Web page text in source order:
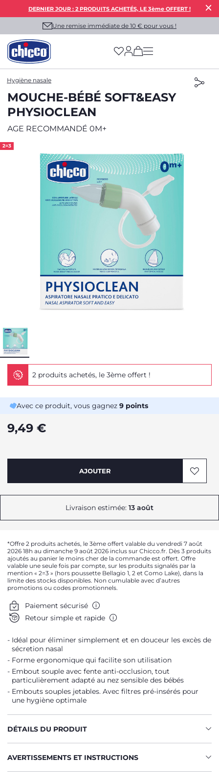
DERNIER JOUR : 2 PRODUITS ACHETÉS, LE 3ème OFFERT !
Une remise immédiate de 10 € pour vous !
(has more options
Hygiène nasale
MOUCHE-BÉBÉ SOFT&EASY
PHYSIOCLEAN
AGE RECOMMANDÉ 0M+
2=3
2 produits achetés, le 3ème offert !
Avec ce produit, vous gagnez 9 points
9,49 €
AJOUTER
Livraison estimée: 13 août
*Offre 2 produits achetés, le 3ème offert valable du vendredi 7 août
2026 18h au dimanche 9 août 2026 inclus sur Chicco.fr. Dès 3 produits
ajoutés au panier le moins cher de la commande est offert. Offre
valable une seule fois par compte, sur les produits signalés par la
mention « 2=3 » (hors poussette Bellagio 1, 2 et Como Lake), dans la
limite des stocks disponibles. Non cumulable avec d’autres
promotions ou codes promotionnels.
Paiement sécurisé
Retour simple et rapide
Idéal pour éliminer simplement et en douceur les excès de
sécretion nasal
Forme ergonomique qui facilite son utilisation
Embout souple avec fente anti-occlusion, tout
particulièrement adapté au nez sensible des bébés
Embouts souples jetables. Avec filtres pré-insérés pour
une hygiène optimale
DÉTAILS DU PRODUIT
AVERTISSEMENTS ET INSTRUCTIONS